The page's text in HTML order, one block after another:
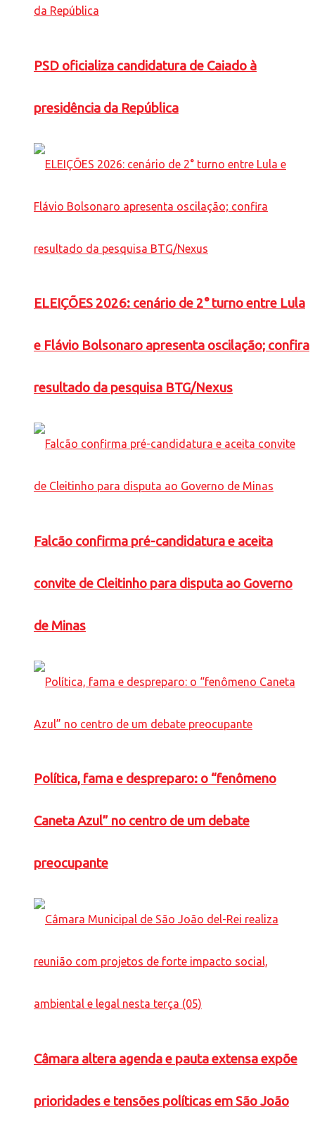
PSD oficializa candidatura de Caiado à
presidência da República
ELEIÇÕES 2026: cenário de 2° turno entre Lula
e Flávio Bolsonaro apresenta oscilação; confira
resultado da pesquisa BTG/Nexus
Falcão confirma pré-candidatura e aceita
convite de Cleitinho para disputa ao Governo
de Minas
Política, fama e despreparo: o “fenômeno
Caneta Azul” no centro de um debate
preocupante
Câmara altera agenda e pauta extensa expõe
prioridades e tensões políticas em São João